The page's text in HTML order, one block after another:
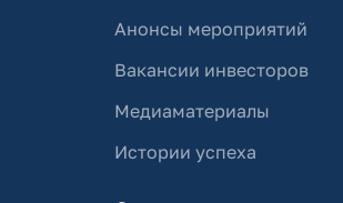
Анонсы мероприятий
Вакансии инвесторов
Медиаматериалы
Истории успеха